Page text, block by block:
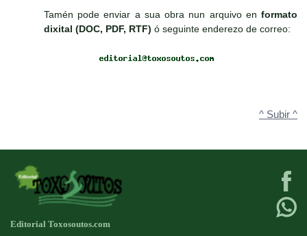
Tamén pode enviar a sua obra nun arquivo en formato
dixital (DOC, PDF, RTF) ó seguinte enderezo de correo:
^ Subir ^
Editorial Toxosoutos.com